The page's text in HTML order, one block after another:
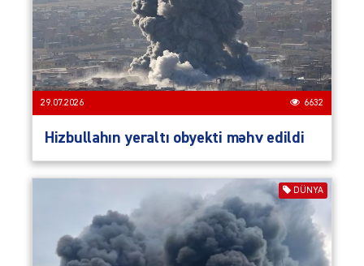
29.07.2026 6632
Hizbullahın yeraltı obyekti məhv edildi
DÜNYA